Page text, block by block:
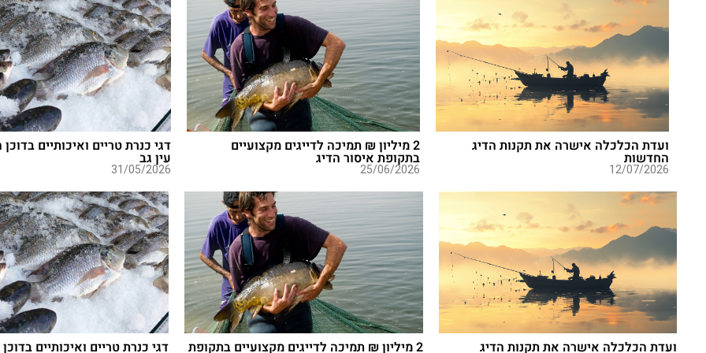
ועדת הכלכלה אישרה את תקנות הדיג
החדשות
12/07/2026
2 מיליון ₪ תמיכה לדייגים מקצועיים
בתקופת איסור הדיג
25/06/2026
דגי כנרת טריים ואיכותיים
עין גב
31/05/2026
ועדת הכלכלה אישרה את תקנות הדיג 2 מיליון ₪ תמיכה לדייגים מקצועיים בתקופת דגי כנרת טריים ואיכותיים